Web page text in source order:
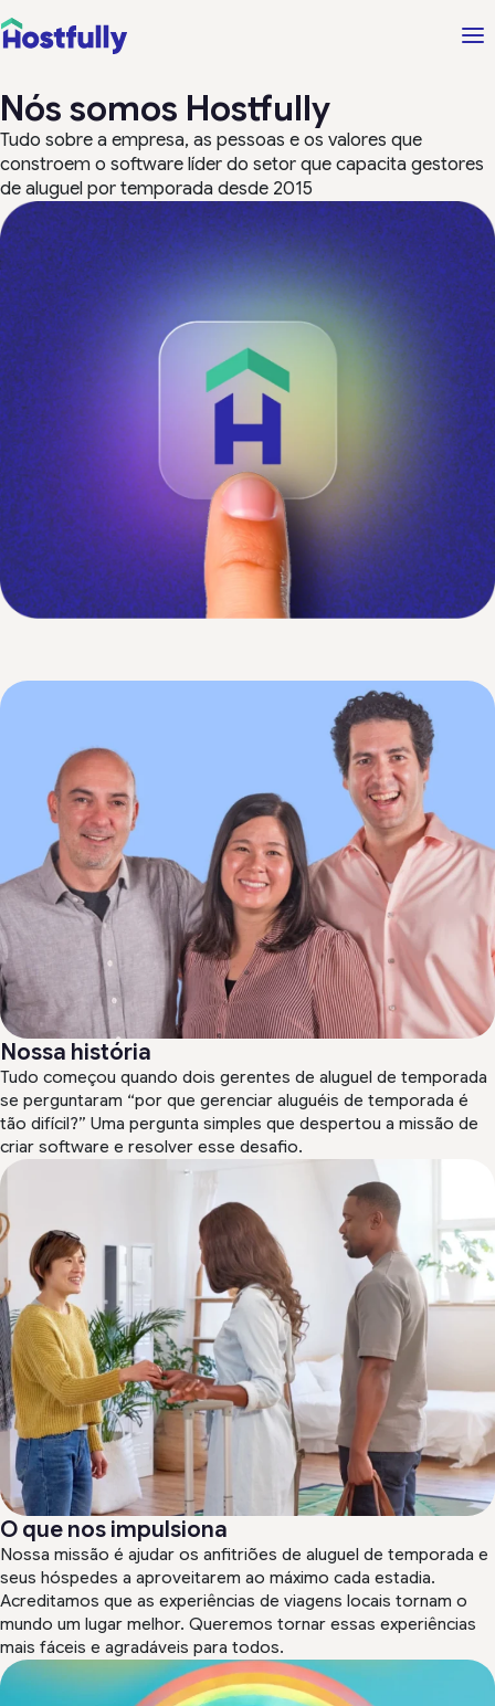
Nós somos Hostfully
Tudo sobre a empresa, as pessoas e os valores que
constroem o software líder do setor que capacita gestores
de aluguel por temporada desde 2015
Nossa história
Tudo começou quando dois gerentes de aluguel de temporada
se perguntaram “por que gerenciar aluguéis de temporada é
tão difícil?” Uma pergunta simples que despertou a missão de
criar software e resolver esse desafio.
O que nos impulsiona
Nossa missão é ajudar os anfitriões de aluguel de temporada e
seus hóspedes a aproveitarem ao máximo cada estadia.
Acreditamos que as experiências de viagens locais tornam o
mundo um lugar melhor. Queremos tornar essas experiências
mais fáceis e agradáveis para todos.